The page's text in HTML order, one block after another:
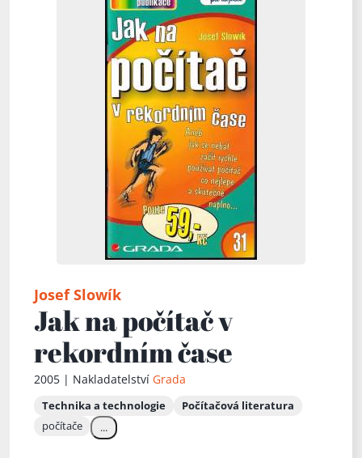
Josef Slowík
Jak na počítač v
rekordním čase
2005 | Nakladatelství Grada
Technika a technologie
Počítačová literatura
počítače
...